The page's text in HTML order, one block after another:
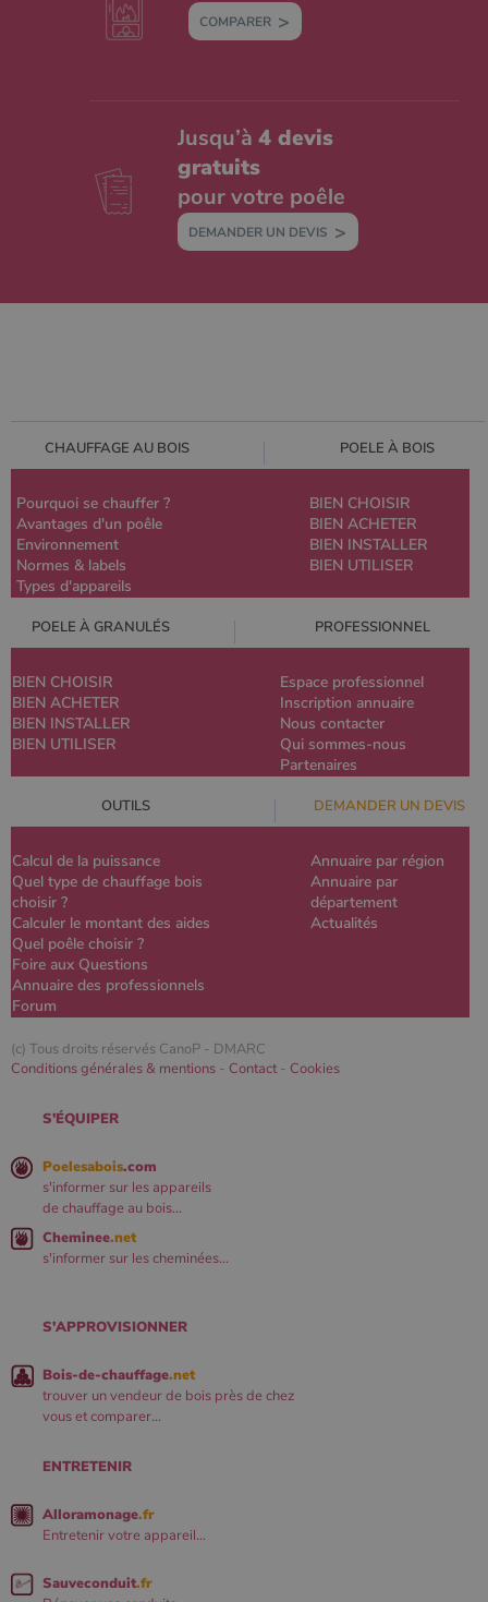
COMPARER
Jusqu’à4 devis
gratuits
pour votre poêle
DEMANDER UN DEVIS
CHAUFFAGE AU BOIS POELE À BOIS
Pourquoi se chauffer ?
Avantages d'un poêle
Environnement
Normes & labels
Types d'appareils
BIEN CHOISIR
BIEN ACHETER
BIEN INSTALLER
BIEN UTILISER
POELE À GRANULÉS PROFESSIONNEL
BIEN CHOISIR
BIEN ACHETER
BIEN INSTALLER
BIEN UTILISER
Espace professionnel
Inscription annuaire
Nous contacter
Qui sommes-nous
Partenaires
OUTILS DEMANDER UN DEVIS
Calcul de la puissance
Quel type de chauffage bois
choisir ?
Calculer le montant des aides
Quel poêle choisir ?
Foire aux Questions
Annuaire des professionnels
Forum
Annuaire par région
Annuaire par
département
Actualités
(c) Tous droits réservés CanoP - DMARC
Conditions générales & mentions - Contact - Cookies
S'ÉQUIPER
Poelesabois.com
s'informer sur les appareils
de chauffage au bois...
Cheminee.net
s'informer sur les cheminées...
S'APPROVISIONNER
Bois-de-chauffage.net
trouver un vendeur de bois près de chez
vous et comparer...
ENTRETENIR
Alloramonage.fr
Entretenir votre appareil...
Sauveconduit.fr